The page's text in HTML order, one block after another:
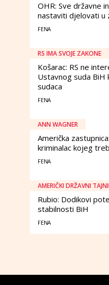
OHR: Sve državne
nastaviti djelovati u
FENA
RS IMA SVOJE ZAKONE
Košarac: RS ne
Ustavnog suda BiH
sudaca
FENA
ANN WAGNER
Američka
kriminalac kojeg
FENA
AMERIČKI DRŽAVNI
Rubio: Dodikovi
stabilnosti BiH
FENA